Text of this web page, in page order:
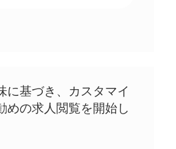
に基づき、カスタマイ
めの求人閲覧を開始し